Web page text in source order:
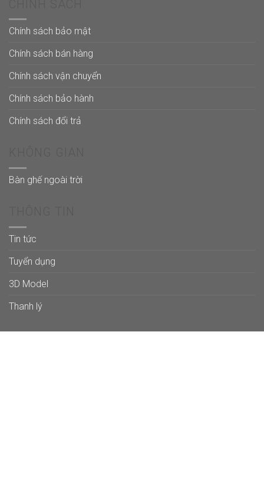
Chính sách bảo mật
Chính sách bán hàng
Chính sách vận chuyển
Chính sách bảo hành
Chính sách đổi trả
Bàn ghế ngoài trời
Tin tức
Tuyển dụng
3D Model
Thanh lý